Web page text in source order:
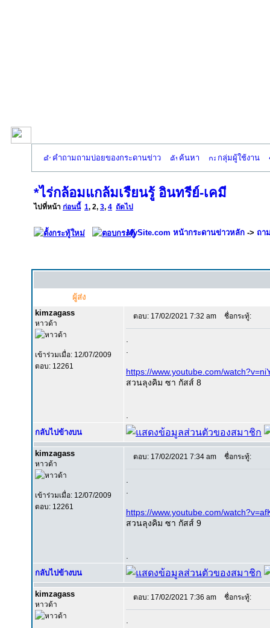
คำถามถามบ่อยของกระดานข่าว ค้นหา กลุ่มผู้ใช้งาน
*ไร่กล้อมแกล้มเรืยนรู้ อินทรีย์-เคมี
ไปที่หน้า ก่อนนี้ 1, 2, 3, 4 ถัดไป
MySite.com หน้ากระดานข่าวหลัก -> ถา
ผู้ส่ง
kimzagass
หาวด้า
เข้าร่วมเมื่อ: 12/07/2009
ตอบ: 12261
ตอบ: 17/02/2021 7:32 am ชื่อกระทู้:
https://www.youtube.com/
สวนลุงคิม ซา กัสส์ 8
กลับไปข้างบน
kimzagass
หาวด้า
เข้าร่วมเมื่อ: 12/07/2009
ตอบ: 12261
ตอบ: 17/02/2021 7:34 am ชื่อกระทู้:
https://www.youtube.com/
สวนลุงคิม ซา กัสส์ 9
กลับไปข้างบน
kimzagass
หาวด้า
ตอบ: 17/02/2021 7:36 am ชื่อกระทู้: